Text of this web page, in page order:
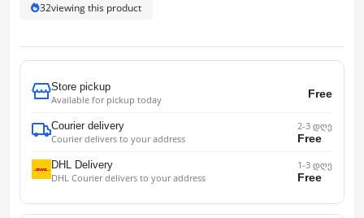
33viewing this product
Store pickup
Available for pickup today
Free
Courier delivery
Courier delivers to your address
2-3 დღე
Free
DHL Delivery
DHL Courier delivers to your address
1-3 დღე
Free